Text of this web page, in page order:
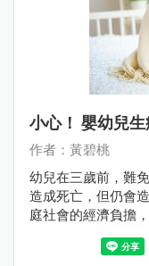
小心！ 嬰幼兒
作者：黃碧桃
幼兒在三歲前，難
造成死亡，但仍會
庭社會的經濟負擔
三歲以前的幼兒，
因素，是值得探討的